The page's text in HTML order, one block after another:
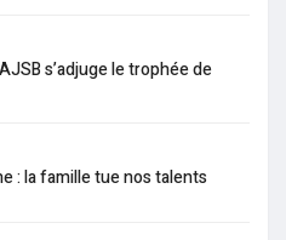
s’adjuge le trophée de
: la famille tue nos talents